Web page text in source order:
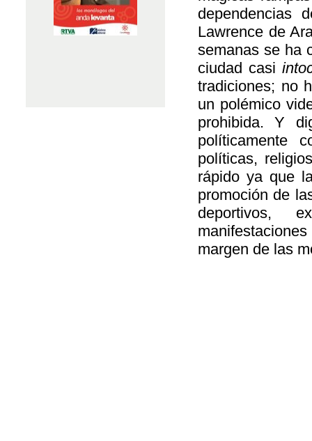
dependencias
Lawrence de
semanas se ha
ciudad casi
tradiciones; no
un polémico
prohibida. Y
políticamente
políticas,
rápido ya que
promoción de
deportivos,
margen de las